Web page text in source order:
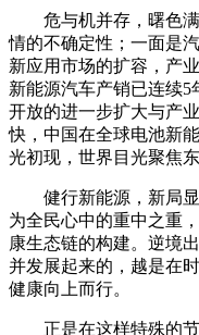
危与机并存，曙色
情的不确定性；一面是
新应用市场的扩容，产
新能源汽车产销已连续
开放的进一步扩大与产
快，中国在全球电池新
光初现，世界目光聚焦东
健行新能源，新局
为全民心中的重中之重
康生态链的构建。逆境
并发展起来的，越是在
健康向上而行。
正是在这样特殊的